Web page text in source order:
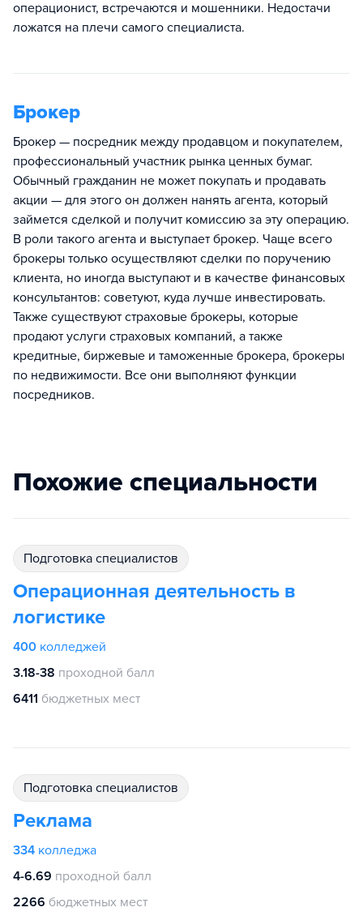
операционист, встречаются и мошенники. Недостачи
ложатся на плечи самого специалиста.
Брокер
Брокер — посредник между продавцом и покупателем,
профессиональный участник рынка ценных бумаг.
Обычный гражданин не может покупать и продавать
акции — для этого он должен нанять агента, который
займется сделкой и получит комиссию за эту операцию.
В роли такого агента и выступает брокер. Чаще всего
брокеры только осуществляют сделки по поручению
клиента, но иногда выступают и в качестве финансовых
консультантов: советуют, куда лучше инвестировать.
Также существуют страховые брокеры, которые
продают услуги страховых компаний, а также
кредитные, биржевые и таможенные брокера, брокеры
по недвижимости. Все они выполняют функции
посредников.
Похожие специальности
подготовка специалистов
Операционная деятельность в
логистике
400 колледжей
3.18-38 проходной балл
6411 бюджетных мест
подготовка специалистов
Реклама
334 колледжа
4-6.69 проходной балл
2266 бюджетных мест